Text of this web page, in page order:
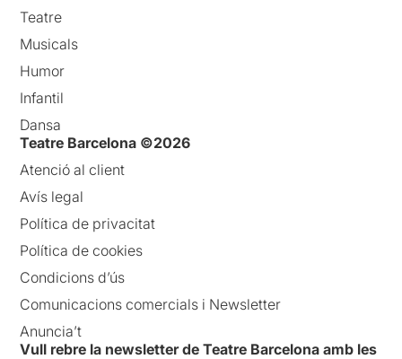
Teatre
Musicals
Humor
Infantil
Dansa
Teatre Barcelona ©2026
Atenció al client
Avís legal
Política de privacitat
Política de cookies
Condicions d’ús
Comunicacions comercials i Newsletter
Anuncia’t
Vull rebre la newsletter de Teatre Barcelona amb les